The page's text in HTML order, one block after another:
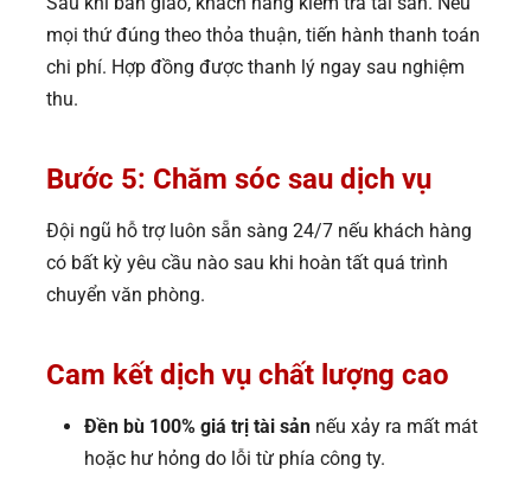
mọi thứ đúng theo thỏa thuận, tiến hành thanh toán
chi phí. Hợp đồng được thanh lý ngay sau nghiệm
thu.
Bước 5: Chăm sóc sau dịch vụ
Đội ngũ hỗ trợ luôn sẵn sàng 24/7 nếu khách hàng
có bất kỳ yêu cầu nào sau khi hoàn tất quá trình
chuyển văn phòng.
Cam kết dịch vụ chất lượng cao
Đền bù 100% giá trị tài sản nếu xảy ra mất mát
hoặc hư hỏng do lỗi từ phía công ty.